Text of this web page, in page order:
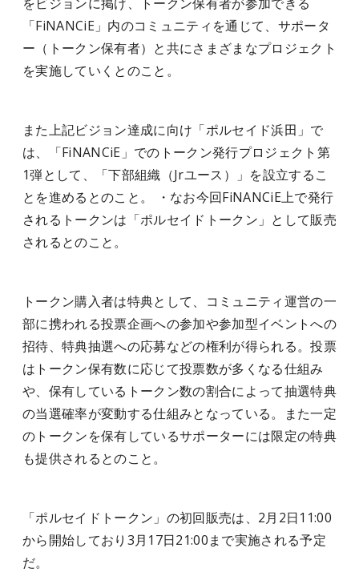
「FiNANCiE」内のコミュニティを通じて、サポータ
ー（トークン保有者）と共にさまざまなプロジェクト
を実施していくとのこと。
また上記ビジョン達成に向け「ポルセイド浜田」で
は、「FiNANCiE」でのトークン発行プロジェクト第
1弾として、「下部組織（Jrユース）」を設立するこ
とを進めるとのこと。 ・なお今回FiNANCiE上で発行
されるトークンは「ポルセイドトークン」として販売
されるとのこと。
トークン購入者は特典として、コミュニティ運営の一
部に携われる投票企画への参加や参加型イベントへの
招待、特典抽選への応募などの権利が得られる。投票
はトークン保有数に応じて投票数が多くなる仕組み
や、保有しているトークン数の割合によって抽選特典
の当選確率が変動する仕組みとなっている。また一定
のトークンを保有しているサポーターには限定の特典
も提供されるとのこと。
「ポルセイドトークン」の初回販売は、2月2日11:00
から開始しており3月17日21:00まで実施される予定
だ。